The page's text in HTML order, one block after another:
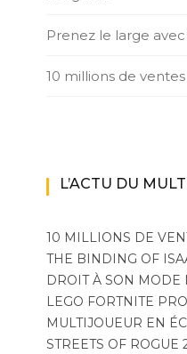
Prenez le large
10 millions de
L’ACTU DU
10 MILLIONS DE
THE BINDING OF
DROIT À SON MODE
LEGO FORTNITE
MULTIJOUEUR EN
STREETS OF ROGUE